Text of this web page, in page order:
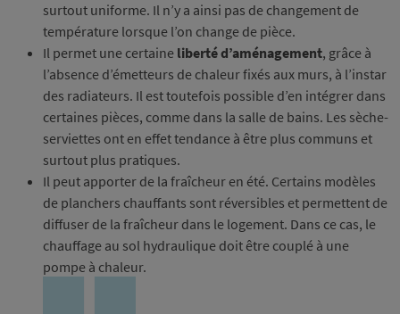
surtout uniforme. Il n’y a ainsi pas de changement de
température lorsque l’on change de pièce.
Il permet une certaine liberté d’aménagement, grâce à
l’absence d’émetteurs de chaleur fixés aux murs, à l’instar
des radiateurs. Il est toutefois possible d’en intégrer dans
certaines pièces, comme dans la salle de bains. Les sèche-
serviettes ont en effet tendance à être plus communs et
surtout plus pratiques.
Il peut apporter de la fraîcheur en été. Certains modèles
de planchers chauffants sont réversibles et permettent de
diffuser de la fraîcheur dans le logement. Dans ce cas, le
chauffage au sol hydraulique doit être couplé à une
pompe à chaleur.